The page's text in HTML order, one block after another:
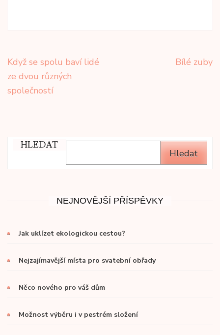
Navigace
pro
příspěvek
Když se spolu baví lidé
ze dvou různých
společností
Bílé zuby
HLEDAT
Hledat
NEJNOVĚJŠÍ PŘÍSPĚVKY
Jak uklízet ekologickou cestou?
Nejzajímavější místa pro svatební obřady
Něco nového pro váš dům
Možnost výběru i v pestrém složení